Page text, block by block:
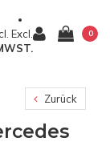
Excl.
0
Zurück